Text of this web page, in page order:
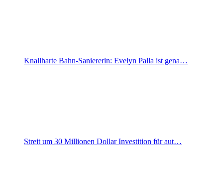
Knallharte Bahn-Saniererin: Evelyn Palla ist gena…
Streit um 30 Millionen Dollar Investition für aut…